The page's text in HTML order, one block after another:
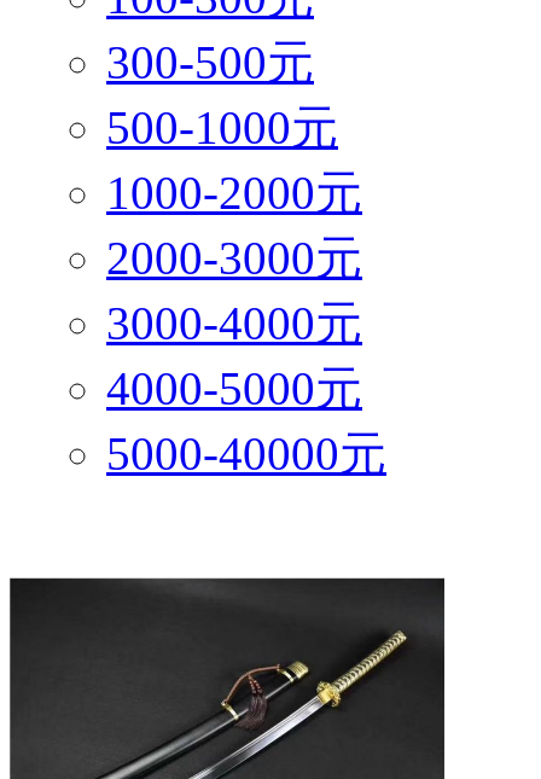
300-500元
500-1000元
1000-2000元
2000-3000元
3000-4000元
4000-5000元
5000-40000元